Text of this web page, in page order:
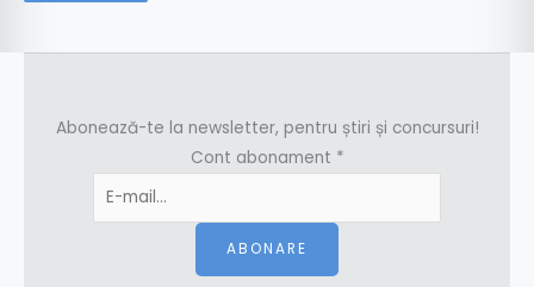
Abonează-te la newsletter, pentru știri și concursuri!
Cont abonament *
ABONARE